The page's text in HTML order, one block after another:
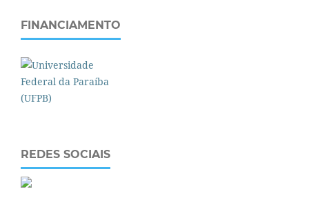
FINANCIAMENTO
REDES SOCIAIS